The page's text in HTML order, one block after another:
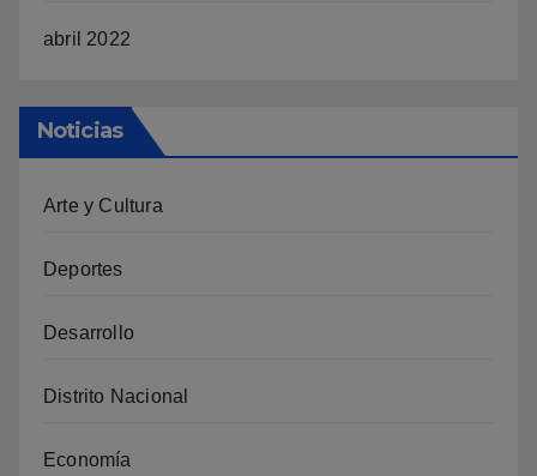
abril 2022
Noticias
Arte y Cultura
Deportes
Desarrollo
Distrito Nacional
Economía